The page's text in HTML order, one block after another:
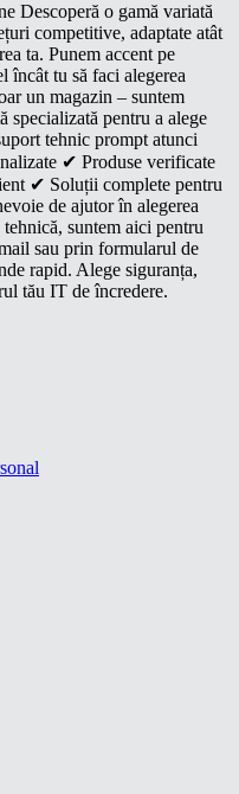
Descoperă o gamă variată
competitive, adaptate atât
ta. Punem accent pe
încât tu să faci alegerea
un magazin – suntem
specializată pentru a alege
tehnic prompt atunci
✔ Produse verificate
✔ Soluții complete pentru
de ajutor în alegerea
suntem aici pentru
sau prin formularul de
rapid. Alege siguranța,
tău IT de încredere.